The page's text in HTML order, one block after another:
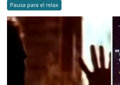
(PARTE
Pausa para el relax